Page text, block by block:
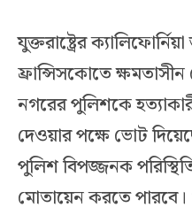
যুক্তরাষ্ট্রের
ফ্রান্সিসকোতে
নগরের পুলিশকে
দেওয়ার পক্ষে ভোট
পুলিশ বিপজ্জনক
মোতায়েন করতে পারবে।